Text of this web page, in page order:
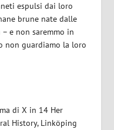
espulsi dai loro
brune nate dalle
e non saremmo in
non guardiamo la loro
di X in 14 Her
History, Linköping